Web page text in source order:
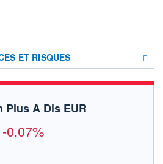
ET RISQUES
Plus A Dis EUR
-0,07%